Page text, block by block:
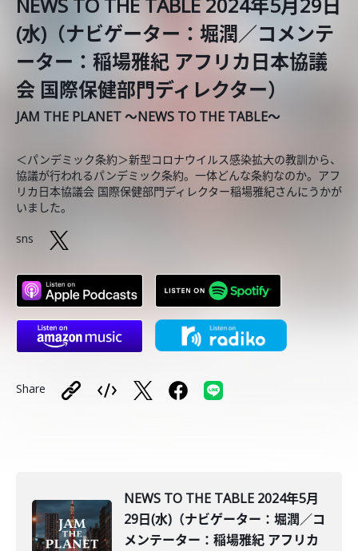
(水)（ナビゲーター：堀潤／コメンテ
ーター：稲場雅紀 アフリカ日本協議
会 国際保健部門ディレクター）
JAM THE PLANET ～NEWS TO THE TABLE～
＜パンデミック条約＞新型コロナウイルス感染拡大の教訓から、
協議が行われるパンデミック条約。一体どんな条約なのか。アフ
リカ日本協議会 国際保健部門ディレクター稲場雅紀さんにうかが
いました。
sns
Share
NEWS TO THE TABLE 2024年5月
29日(水)（ナビゲーター：堀潤／コ
メンテーター：稲場雅紀 アフリカ